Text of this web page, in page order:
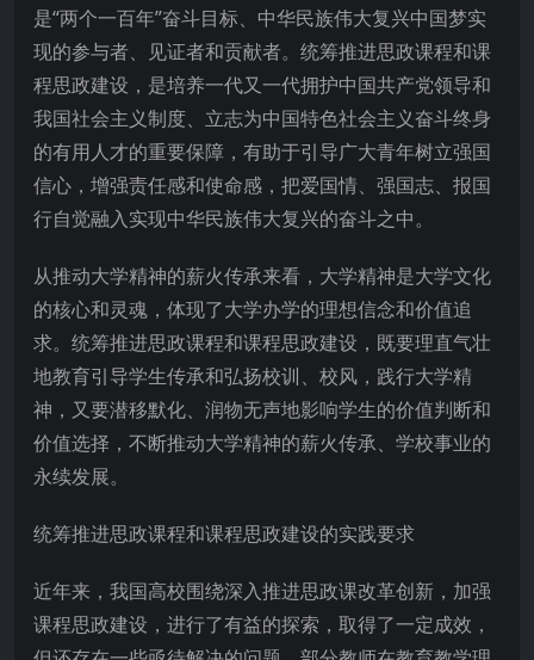
是“两个一百年”奋斗目标、中华民族伟大复兴中国梦实
现的参与者、见证者和贡献者。统筹推进思政课程和课
程思政建设，是培养一代又一代拥护中国共产党领导和
我国社会主义制度、立志为中国特色社会主义奋斗终身
的有用人才的重要保障，有助于引导广大青年树立强国
信心，增强责任感和使命感，把爱国情、强国志、报国
行自觉融入实现中华民族伟大复兴的奋斗之中。
从推动大学精神的薪火传承来看，大学精神是大学文化
的核心和灵魂，体现了大学办学的理想信念和价值追
求。统筹推进思政课程和课程思政建设，既要理直气壮
地教育引导学生传承和弘扬校训、校风，践行大学精
神，又要潜移默化、润物无声地影响学生的价值判断和
价值选择，不断推动大学精神的薪火传承、学校事业的
永续发展。
统筹推进思政课程和课程思政建设的实践要求
近年来，我国高校围绕深入推进思政课改革创新，加强
课程思政建设，进行了有益的探索，取得了一定成效，